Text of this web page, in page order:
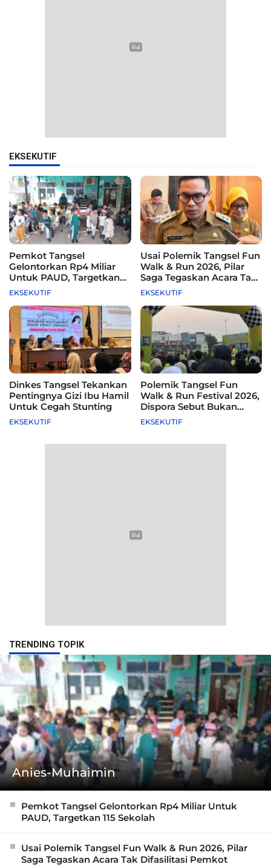
EKSEKUTIF
Pemkot Tangsel
Gelontorkan Rp4 Miliar
Untuk PAUD, Targetkan
115 Sekolah
EKSEKUTIF
Usai Polemik Tangsel Fun
Walk & Run 2026, Pilar
Saga Tegaskan Acara Tak
Difasilitasi Pemkot
EKSEKUTIF
Dinkes Tangsel Tekankan
Pentingnya Gizi Ibu Hamil
Untuk Cegah Stunting
EKSEKUTIF
Polemik Tangsel Fun
Walk & Run Festival 2026,
Dispora Sebut Bukan
Agenda Pemkot
EKSEKUTIF
TRENDING TOPIK
Anies-Muhaimin
Pemkot Tangsel Gelontorkan Rp4 Miliar Untuk
PAUD, Targetkan 115 Sekolah
Usai Polemik Tangsel Fun Walk & Run 2026, Pilar
Saga Tegaskan Acara Tak Difasilitasi Pemkot